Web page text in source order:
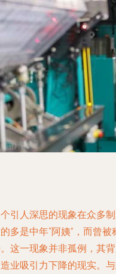
引人深思的现象在众多
多是中年“阿姨”，而曾被
这一现象并非孤例，其
业吸引力下降的现实。